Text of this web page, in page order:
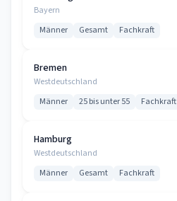
Bayern
Männer Gesamt Fachkraft
Bremen
Westdeutschland
Männer 25 bis unter 55 Fachkraft
Hamburg
Westdeutschland
Männer Gesamt Fachkraft